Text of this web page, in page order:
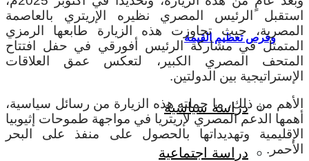
وفرص تعظيم القيمة
دراسة سياسية
دراسة اجتماعية
استقبل الرئيس المصري نظيره الإريتري بالعاصمة
المصرية، حيث تجاوزت هذه الزيارة طابعها الرمزي
المتمثل في مشاركة الرئيس أفورقي في حفل افتتاح
المتحف المصري الكبير، لتعكس عمق العلاقات
الإستراتيجية بين الدولتين.
الأهم من ذلك، ما حملته هذه الزيارة من رسائل سياسية،
أهمها الدعم المصري لإريتريا في مواجهة طموحات إثيوبيا
الإقليمية وتهديداتها بالحصول على منفذ على البحر
الأحمر.